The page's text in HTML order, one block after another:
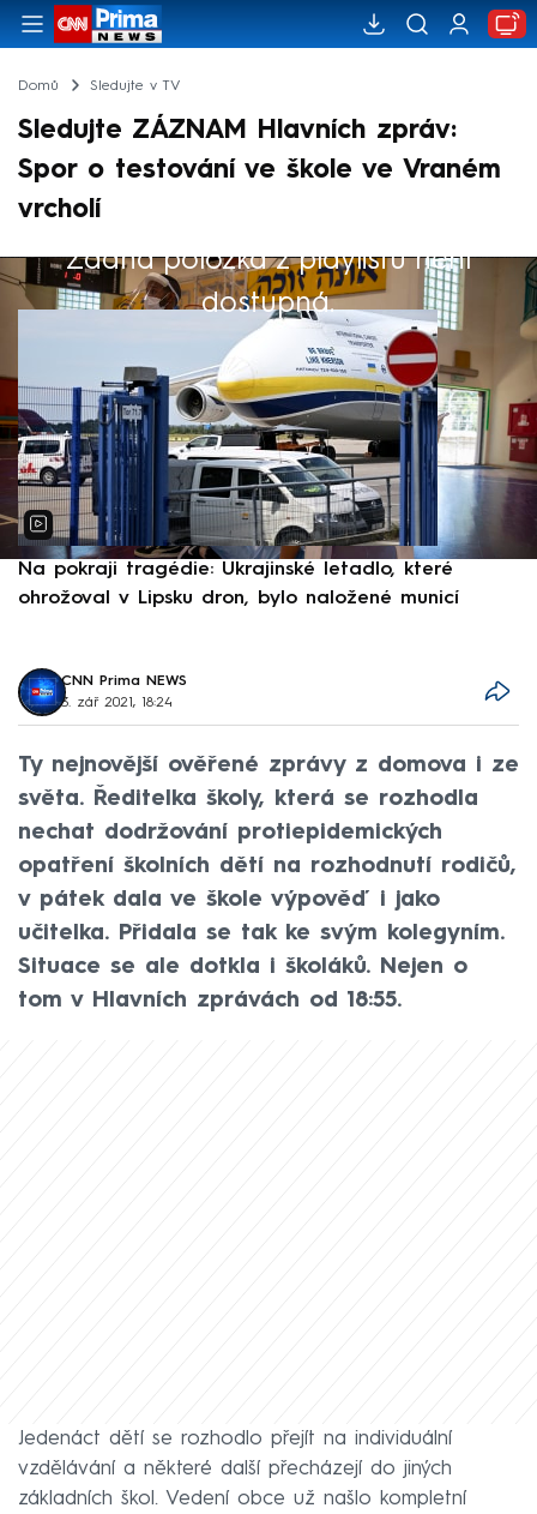
Domů Sledujte v TV
Sledujte ZÁZNAM Hlavních zpráv:
Spor o testování ve škole ve Vraném
vrcholí
Žádná položka z playlistu není
dostupná.
Výběr redakce
Na pokraji tragédie: Ukrajinské letadlo, které
ohrožoval v Lipsku dron, bylo naložené municí
CNN Prima NEWS
3. zář 2021, 18:24
Ty nejnovější ověřené zprávy z domova i ze
světa. Ředitelka školy, která se rozhodla
nechat dodržování protiepidemických
opatření školních dětí na rozhodnutí rodičů,
v pátek dala ve škole výpověď i jako
učitelka. Přidala se tak ke svým kolegyním.
Situace se ale dotkla i školáků. Nejen o
tom v Hlavních zprávách od 18:55.
Jedenáct dětí se rozhodlo přejít na individuální
vzdělávání a některé další přecházejí do jiných
základních škol. Vedení obce už našlo kompletní